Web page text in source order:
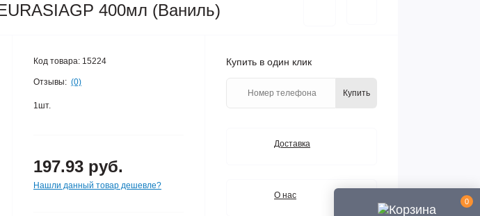
0
400мл (Ваниль)
Код товара: 15224
Отзывы: (0)
1шт.
197.93 руб.
Нашли данный товар дешевле?
Купить в один клик
Купить
Доставка
О нас